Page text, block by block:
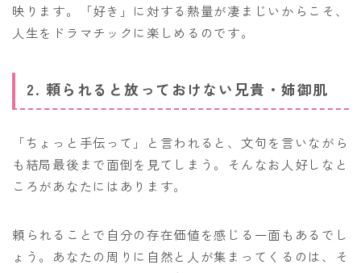
映ります。「好き」に対する熱量が凄まじいからこそ、
人生をドラマチックに楽しめるのです。
2. 頼られると放っておけない兄貴・姉御肌
「ちょっと手伝って」と言われると、文句を言いながら
も結局最後まで面倒を見てしまう。そんなお人好しなと
ころがあなたにはあります。
頼られることで自分の存在価値を感じる一面もあるでし
ょう。あなたの周りに自然と人が集まってくるのは、そ